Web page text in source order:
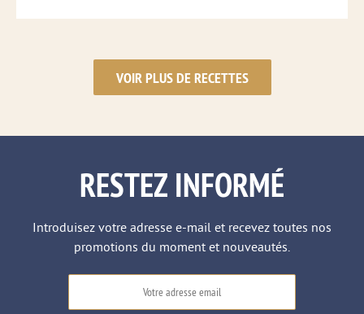
VOIR PLUS DE RECETTES
RESTEZ INFORMÉ
Introduisez votre adresse e-mail et recevez toutes nos
promotions du moment et nouveautés.